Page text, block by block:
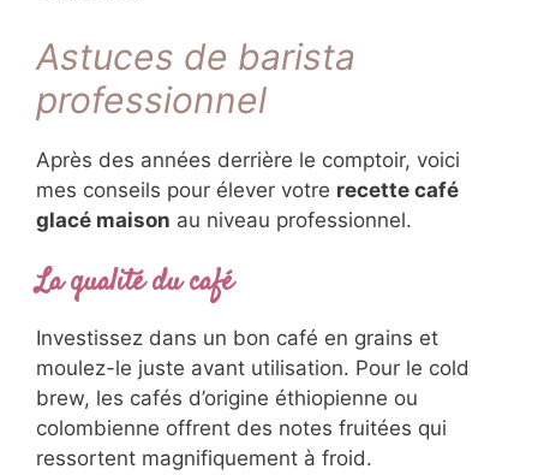
Astuces de barista
professionnel
Après des années derrière le comptoir, voici
mes conseils pour élever votre recette café
glacé maison au niveau professionnel.
La qualité du café
Investissez dans un bon café en grains et
moulez-le juste avant utilisation. Pour le cold
brew, les cafés d’origine éthiopienne ou
colombienne offrent des notes fruitées qui
ressortent magnifiquement à froid.